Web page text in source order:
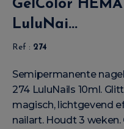
GelColor
LuluNai...
Ref : 274
Semipermanente
274 LuluNails 10ml.
magisch, lichtgevend
nailart. Houdt 3